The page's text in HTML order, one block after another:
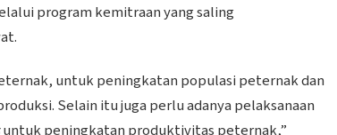
program kemitraan yang saling
untuk peningkatan populasi peternak dan
Selain itu juga perlu adanya pelaksanaan